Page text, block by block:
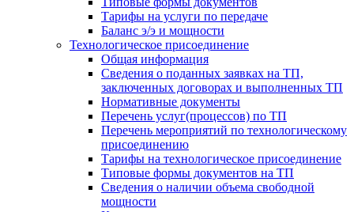
Тарифы на услуги по передаче
Баланс э/э и мощности
Технологическое присоединение
Общая информация
Сведения о поданных заявках на ТП,
заключенных договорах и выполненных ТП
Нормативные документы
Перечень услуг(процессов) по ТП
Перечень мероприятий по технологическому
присоединению
Тарифы на технологическое присоединение
Типовые формы документов на ТП
Сведения о наличии объема свободной
мощности